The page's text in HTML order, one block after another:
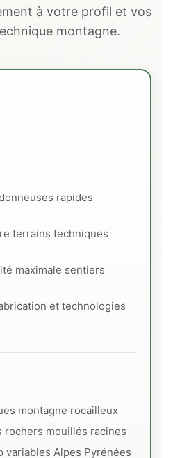
à votre profil et vos
montagne.
rapides
terrains techniques
maximale sentiers
et technologies
montagne rocailleux
rochers mouillés racines
variables Alpes Pyrénées